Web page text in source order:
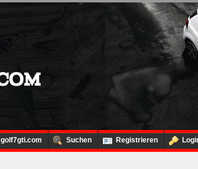
golf7gti.com Suchen Registrieren